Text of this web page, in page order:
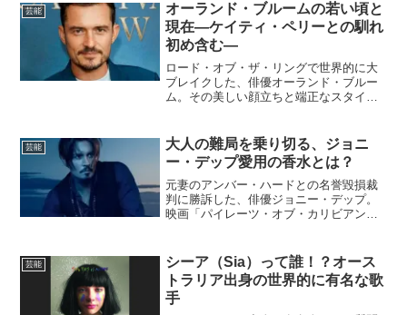
芸能
オーランド・ブルームの若い頃と
現在―ケイティ・ペリーとの馴れ
初め含む―
ロード・オブ・ザ・リングで世界的に大
ブレイクした、俳優オーランド・ブルー
ム。その美しい顔立ちと端正なスタイル
の彼女、歌手ケイティ・ペリー。2020年
に女の子を授り、父親と...
芸能
大人の難局を乗り切る、ジョニ
ー・デップ愛用の香水とは？
元妻のアンバー・ハードとの名誉毀損裁
判に勝訴した、俳優ジョニー・デップ。
映画「パイレーツ・オブ・カリビアン」
い状況に立たされていました。人生の
様々な局面を共にする物には、...
芸能
シーア（Sia）って誰！？オース
トラリア出身の世界的に有名な歌
手